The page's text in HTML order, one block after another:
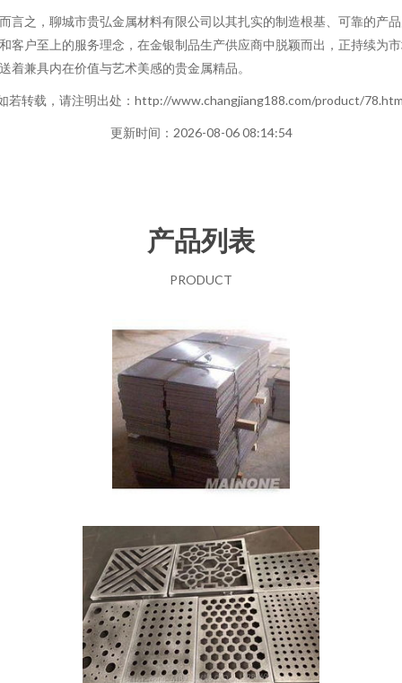
言之，聊城市贵弘金属材料有限公司以其扎实的制造根基、可靠的产
客户至上的服务理念，在金银制品生产供应商中脱颖而出，正持续为
着兼具内在价值与艺术美感的贵金属精品。
若转载，请注明出处：http://www.changjiang188.com/product/
更新时间：2026-08-06 08:14:54
产品列表
PRODUCT